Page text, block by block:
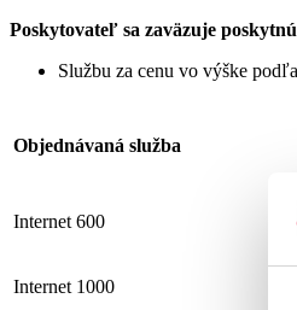
Poskytovateľ sa zaväzuje
Službu za cenu vo výške
Objednávaná služba
Internet 600
Internet 1000